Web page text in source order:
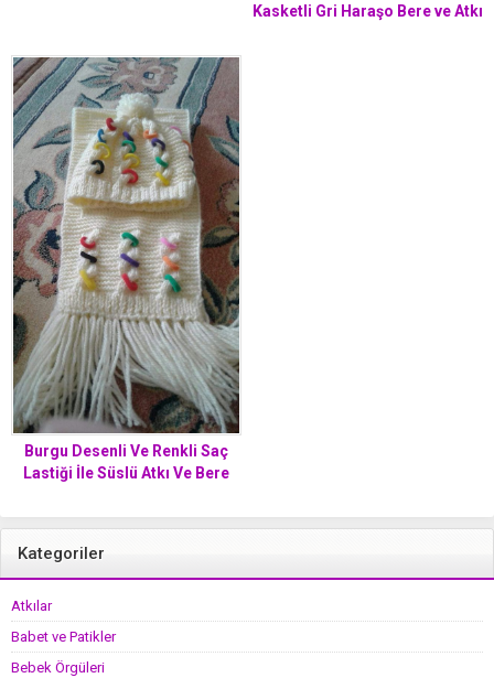
Kasketli Gri Haraşo Bere ve Atkı
Burgu Desenli Ve Renkli Saç
Lastiği İle Süslü Atkı Ve Bere
Kategoriler
Atkılar
Babet ve Patikler
Bebek Örgüleri